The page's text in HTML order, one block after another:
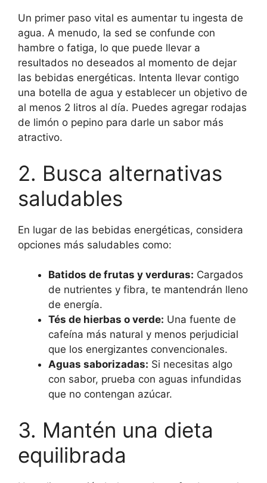
Un primer paso vital es aumentar tu ingesta de
agua. A menudo, la sed se confunde con
hambre o fatiga, lo que puede llevar a
resultados no deseados al momento de dejar
las bebidas energéticas. Intenta llevar contigo
una botella de agua y establecer un objetivo de
al menos 2 litros al día. Puedes agregar rodajas
de limón o pepino para darle un sabor más
atractivo.
2. Busca alternativas
saludables
En lugar de las bebidas energéticas, considera
opciones más saludables como:
Batidos de frutas y verduras: Cargados
de nutrientes y fibra, te mantendrán lleno
de energía.
Tés de hierbas o verde: Una fuente de
cafeína más natural y menos perjudicial
que los energizantes convencionales.
Aguas saborizadas: Si necesitas algo
con sabor, prueba con aguas infundidas
que no contengan azúcar.
3. Mantén una dieta
equilibrada